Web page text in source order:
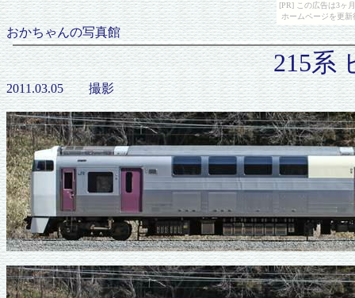
[PR] この広告は3ヶ
ホームページを更
おかちゃんの写真館
215系
2011.03.05 撮影